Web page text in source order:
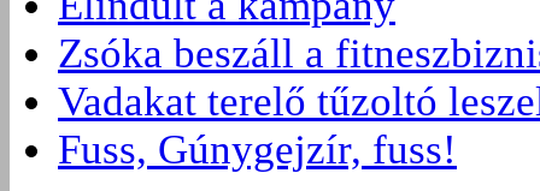
Zsóka beszáll a
Vadakat terelő tűzoltó
Fuss, Gúnygejzír, fuss!